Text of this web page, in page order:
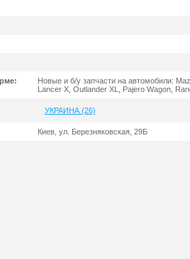
Новые и б/у запчасти на автомобили:
Lancer X, Outlander XL, Pajero Wagon,
УКРАИНА (26)
Киев, ул. Березняковская, 29Б